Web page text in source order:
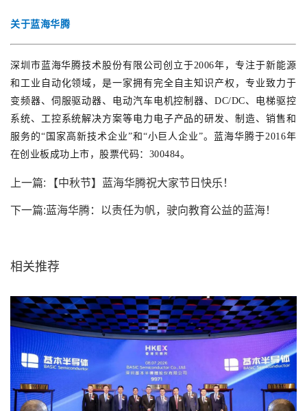
关于蓝海华腾
深圳市蓝海华腾技术股份有限公司创立于2006年，专注于新能源
和工业自动化领域，是一家拥有完全自主知识产权，专业致力于
变频器、伺服驱动器、电动汽车电机控制器、DC/DC、电梯驱控
系统、工控系统解决方案等电力电子产品的研发、制造、销售和
服务的“国家高新技术企业”和“小巨人企业”。蓝海华腾于2016年
在创业板成功上市，股票代码：300484。
上一篇: 【中秋节】蓝海华腾祝大家节日快乐！
下一篇:蓝海华腾：以责任为帆，驶向教育公益的蓝海！
相关推荐